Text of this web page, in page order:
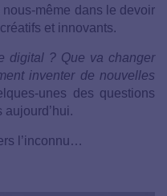
même dans le devoir
et innovants.
digital ? Que va changer
inventer de nouvelles
unes des questions
l’inconnu…